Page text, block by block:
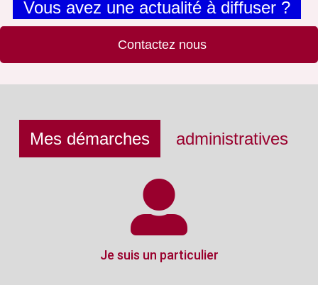
Vous avez une actualité à diffuser ?
Contactez nous
Mes démarches administratives
Je suis un particulier